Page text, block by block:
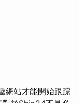
網站才能開始跟踪